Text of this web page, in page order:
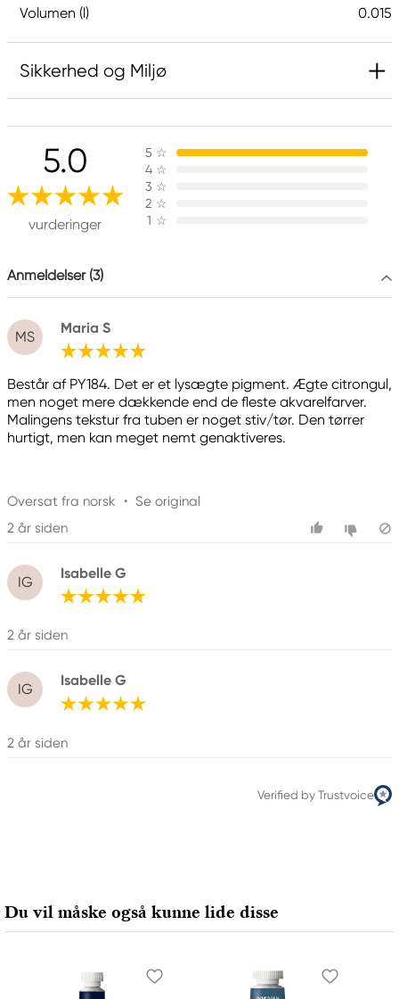
Volumen (l) 0.015
Sikkerhed og Miljø
Ansvarlig EU
Daniel Smith
Stelling A/S
Amagertorv 9, 1 sal
1160 Köpenhamn K, Denmark
Producent
Daniel Smith
Daniel Smith Inc
4150 1ST Ave S Seattle, WA
98134-2302 United States
5.0
vurderinger
5 ☆
4 ☆
3 ☆
2 ☆
1 ☆
Anmeldelser (3)
MS
Maria S
Består af PY184. Det er et lysægte pigment. Ægte citrongul,
men noget mere dækkende end de fleste akvarelfarver.
Malingens tekstur fra tuben er noget stiv/tør. Den tørrer
hurtigt, men kan meget nemt genaktiveres.
Oversat fra norsk • Se original
2 år siden
IG
Isabelle G
2 år siden
IG
Isabelle G
2 år siden
Verified by Trustvoice
Du vil måske også kunne lide disse